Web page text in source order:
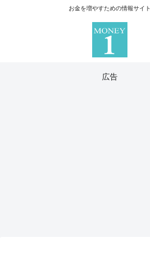
お金を増やすための情報サイト
広告